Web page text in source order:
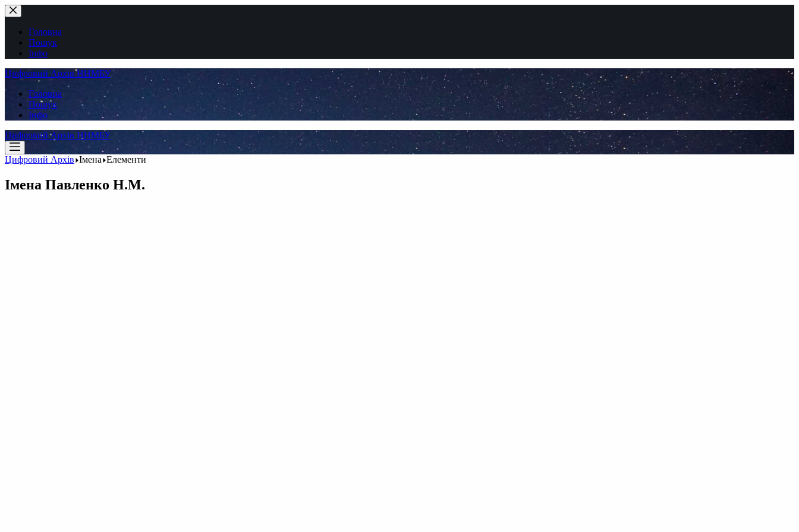
Перейти
до
вмістуГоловна
Пошук
Інфо
Цифровий Архів ННМБУ
Головна
Пошук
Інфо
Цифровий Архів ННМБУ
Цифровий Архів Імена Елементи
Імена Павленко Н.М.